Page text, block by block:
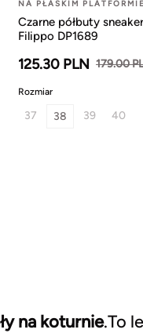
NA PŁASKIM PLATFORMIE
Czarne półbuty
Filippo DP1689
125.30 PLN 179.00
Rozmiar
37 38 39 40
na koturnie.To